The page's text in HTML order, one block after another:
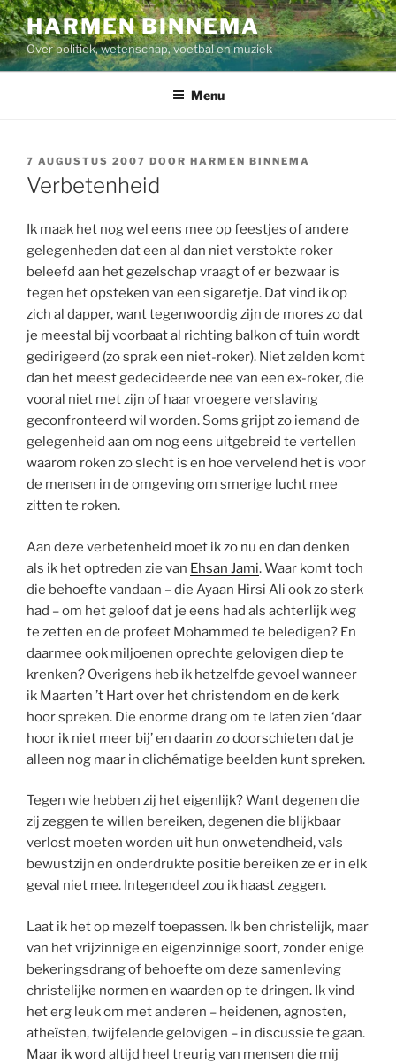
Ga
naar
de
inhoud
HARMEN BINNEMA
Over politiek, wetenschap, voetbal en muziek
Menu
GEPLAATST
OP
7 AUGUSTUS 2007 DOOR HARMEN BINNEMA
Verbetenheid
Ik maak het nog wel eens mee op feestjes of andere
gelegenheden dat een al dan niet verstokte roker
beleefd aan het gezelschap vraagt of er bezwaar is
tegen het opsteken van een sigaretje. Dat vind ik op
zich al dapper, want tegenwoordig zijn de mores zo dat
je meestal bij voorbaat al richting balkon of tuin wordt
gedirigeerd (zo sprak een niet-roker). Niet zelden komt
dan het meest gedecideerde nee van een ex-roker, die
vooral niet met zijn of haar vroegere verslaving
geconfronteerd wil worden. Soms grijpt zo iemand de
gelegenheid aan om nog eens uitgebreid te vertellen
waarom roken zo slecht is en hoe vervelend het is voor
de mensen in de omgeving om smerige lucht mee
zitten te roken.
Aan deze verbetenheid moet ik zo nu en dan denken
als ik het optreden zie van Ehsan Jami. Waar komt toch
die behoefte vandaan – die Ayaan Hirsi Ali ook zo sterk
had – om het geloof dat je eens had als achterlijk weg
te zetten en de profeet Mohammed te beledigen? En
daarmee ook miljoenen oprechte gelovigen diep te
krenken? Overigens heb ik hetzelfde gevoel wanneer
ik Maarten ’t Hart over het christendom en de kerk
hoor spreken. Die enorme drang om te laten zien ‘daar
hoor ik niet meer bij’ en daarin zo doorschieten dat je
alleen nog maar in clichématige beelden kunt spreken.
Tegen wie hebben zij het eigenlijk? Want degenen die
zij zeggen te willen bereiken, degenen die blijkbaar
verlost moeten worden uit hun onwetendheid, vals
bewustzijn en onderdrukte positie bereiken ze er in elk
geval niet mee. Integendeel zou ik haast zeggen.
Laat ik het op mezelf toepassen. Ik ben christelijk, maar
van het vrijzinnige en eigenzinnige soort, zonder enige
bekeringsdrang of behoefte om deze samenleving
christelijke normen en waarden op te dringen. Ik vind
het erg leuk om met anderen – heidenen, agnosten,
atheïsten, twijfelende gelovigen – in discussie te gaan.
Maar ik word altijd heel treurig van mensen die mij